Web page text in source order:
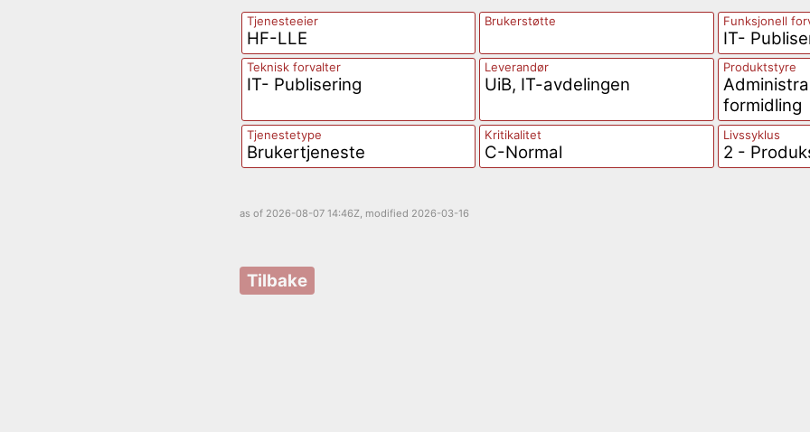
Tjenesteeier
HF-LLE
Brukerstøtte Funksjonell
IT-
Teknisk forvalter
IT- Publisering
Leverandør
UiB, IT-avdelingen
Produktstyre
formidling
Tjenestetype
Brukertjeneste
Kritikalitet
C-Normal
Livssyklus
2 -
as of 2026-08-07 14:46Z , modified 2026-03-16
Tilbake